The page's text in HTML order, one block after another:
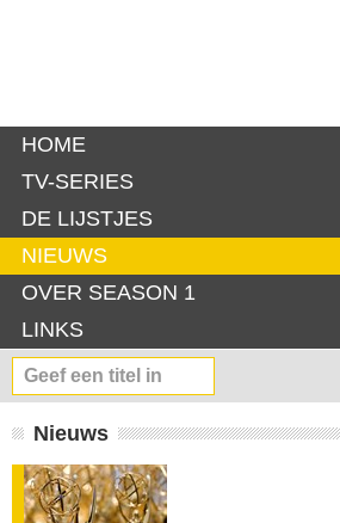
HOME
TV-SERIES
DE LIJSTJES
NIEUWS
OVER SEASON 1
LINKS
Nieuws